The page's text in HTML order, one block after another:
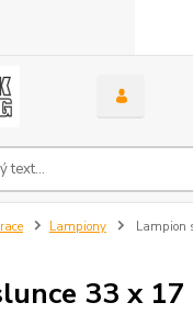
Lampiony
Lampion
33 x 17